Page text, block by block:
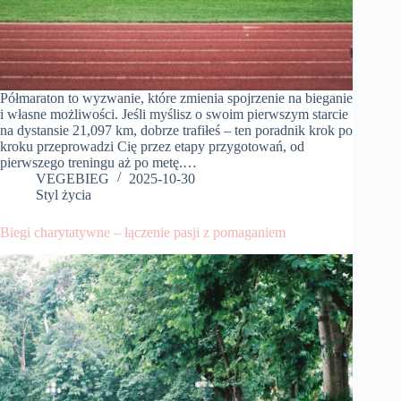
Półmaraton to wyzwanie, które zmienia spojrzenie na bieganie
i własne możliwości. Jeśli myślisz o swoim pierwszym starcie
na dystansie 21,097 km, dobrze trafiłeś – ten poradnik krok po
kroku przeprowadzi Cię przez etapy przygotowań, od
pierwszego treningu aż po metę.…
VEGEBIEG
2025-10-30
Styl życia
Biegi charytatywne – łączenie pasji z pomaganiem